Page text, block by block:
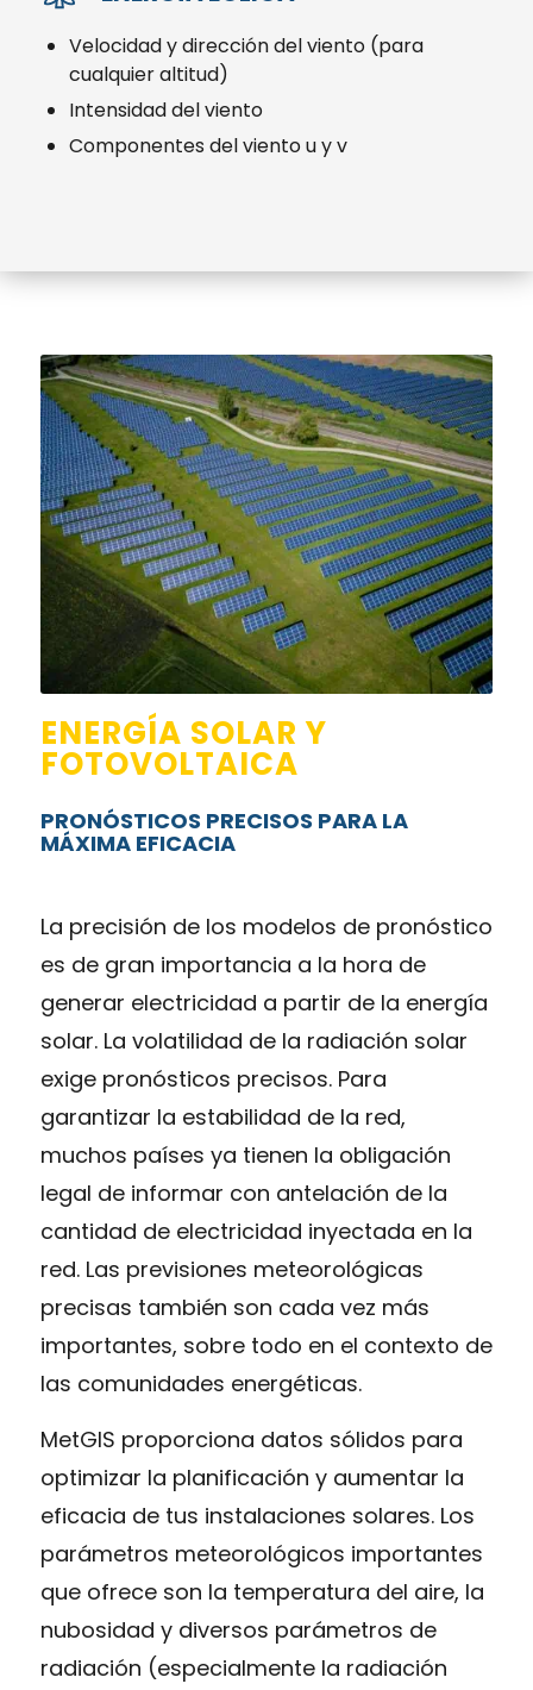
Velocidad y dirección del viento (para
cualquier altitud)
Intensidad del viento
Componentes del viento u y v
ENERGÍA SOLAR Y
FOTOVOLTAICA
PRONÓSTICOS PRECISOS PARA LA
MÁXIMA EFICACIA
La precisión de los modelos de pronóstico
es de gran importancia a la hora de
generar electricidad a partir de la energía
solar. La volatilidad de la radiación solar
exige pronósticos precisos. Para
garantizar la estabilidad de la red,
muchos países ya tienen la obligación
legal de informar con antelación de la
cantidad de electricidad inyectada en la
red. Las previsiones meteorológicas
precisas también son cada vez más
importantes, sobre todo en el contexto de
las comunidades energéticas.
MetGIS proporciona datos sólidos para
optimizar la planificación y aumentar la
eficacia de tus instalaciones solares. Los
parámetros meteorológicos importantes
que ofrece son la temperatura del aire, la
nubosidad y diversos parámetros de
radiación (especialmente la radiación